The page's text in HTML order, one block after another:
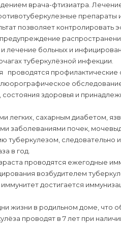
врача-фтизиатра.
позволяет контролировать
лечение больных и
туберкулёзной инфекции.
проводятся профилактические
здоровья и
легких, сахарным диабетом,
заболеваниями почек,
туберкулезом, следовательно
в год.
проводятся ежегодные
возбудителем
достигается
жизни в родильном доме, что
проводят в 7 лет при